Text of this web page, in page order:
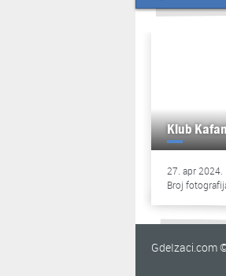
Klub
27. apr 2024.
Broj
GdeIzaci.com